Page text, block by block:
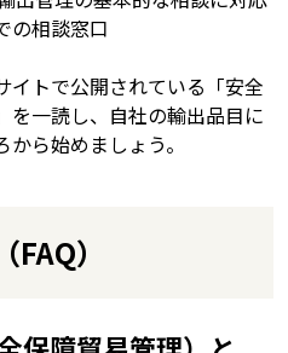
の相談窓口
イトで公開されている「安全
を一読し、自社の輸出品目に
ら始めましょう。
）